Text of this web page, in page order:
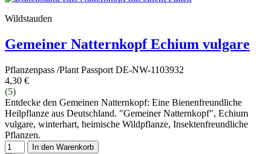
Wildstauden
Gemeiner Natternkopf Echium vulgare
Pflanzenpass /Plant Passport DE-NW-1103932
4,30 €
(5)
Entdecke den Gemeinen Natternkopf: Eine Bienenfreundliche
Heilpflanze aus Deutschland. "Gemeiner Natternkopf", Echium
vulgare, winterhart, heimische Wildpflanze, Insektenfreundliche
Pflanzen.
In den Warenkorb